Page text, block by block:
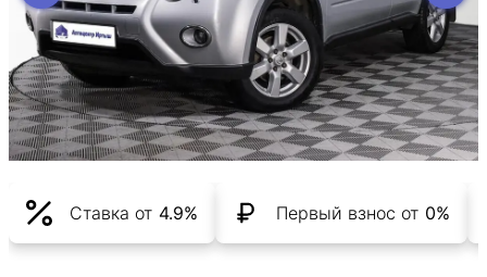
Ставка от 4.9% Первый взнос от 0%